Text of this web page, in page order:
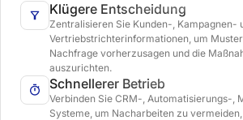
Klügere Entscheidung
Zentralisieren Sie Kunden-, Kampagnen-
Vertriebstrichterinformationen, um
Nachfrage vorherzusagen und die
auszurichten.
Schnellerer Betrieb
Verbinden Sie CRM-, Automatisierungs-,
Systeme, um Nacharbeiten zu